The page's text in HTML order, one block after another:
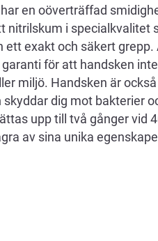
en oöverträffad
nitrilskum i specialkvalitet
exakt och säkert grepp.
för att handsken
miljö. Handsken är
dig mot bakterier
upp till två gånger vid
av sina unika